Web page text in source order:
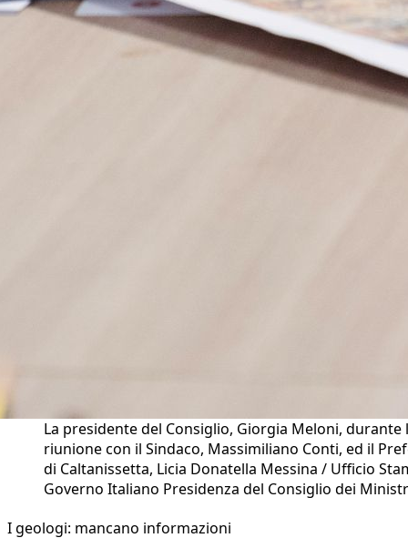
La presidente del Consiglio, Giorgia Meloni, durante
riunione con il Sindaco, Massimiliano Conti, ed il
di Caltanissetta, Licia Donatella Messina / Ufficio
Governo Italiano Presidenza del Consiglio dei
I geologi: mancano informazioni